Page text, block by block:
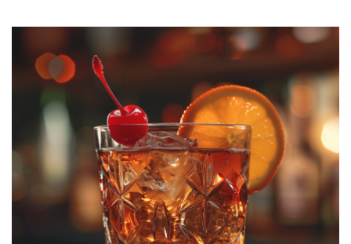
מוקדמת:
האלכוהול
משפיע
על
עור
הפנים
שלנו?